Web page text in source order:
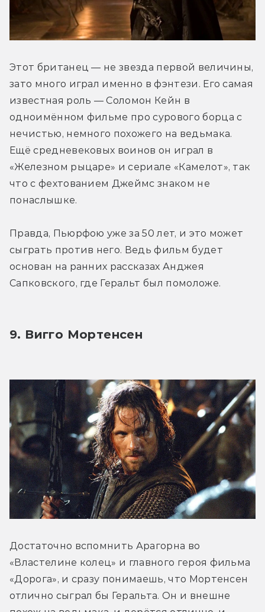
Этот британец — не звезда первой величины,
зато много играл именно в фэнтези. Его самая
известная роль — Соломон Кейн в
одноимённом фильме про сурового борца с
нечистью, немного похожего на ведьмака.
Ещё средневековых воинов он играл в
«Железном рыцаре» и сериале «Камелот», так
что с фехтованием Джеймс знаком не
понаслышке.
Правда, Пьюрфою уже за 50 лет, и это может
сыграть против него. Ведь фильм будет
основан на ранних рассказах Анджея
Сапковского, где Геральт был помоложе.
9. Вигго Мортенсен
Достаточно вспомнить Арагорна во
«Властелине колец» и главного героя фильма
«Дорога», и сразу понимаешь, что Мортенсен
отлично сыграл бы Геральта. Он и внешне